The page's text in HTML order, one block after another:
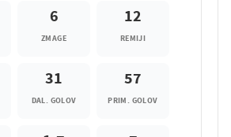
6
ZMAGE
12
REMIJI
31
DAL. GOLOV
57
PRIM. GOLOV